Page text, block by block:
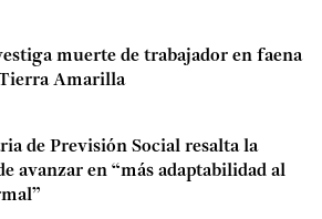
muerte de trabajador en faena
Amarilla
de Previsión Social resalta la
avanzar en “más adaptabilidad al